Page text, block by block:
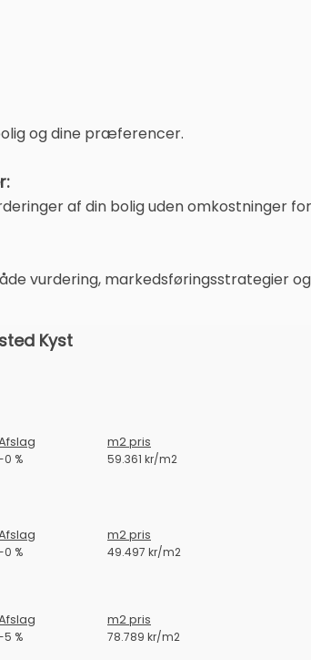
og dine præferencer.
af din bolig uden omkostninger
vurdering, markedsføringsstrategier
Kyst
m2 pris
% 59.361 kr/m2
m2 pris
% 49.497 kr/m2
m2 pris
% 78.789 kr/m2